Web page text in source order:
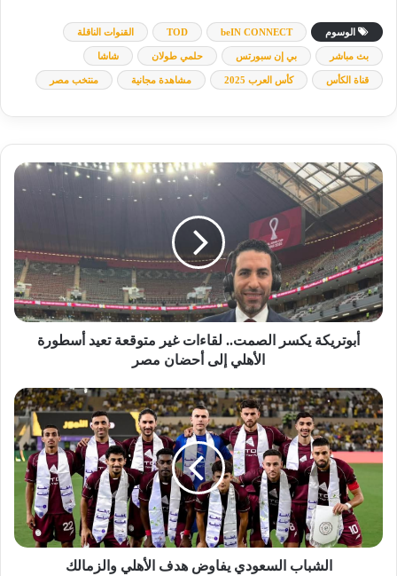
الوسوم beIN CONNECT
TOD القنوات الناقلة
بث مباشر بي إن سبورتس حلمي طولان شاشا
قناة الكأس كأس العرب 2025 مشاهدة مجانية منتخب مصر
أبوتريكة
يكسر
الصمت..
لقاءات
غير
متوقعة
تعيد
أسطورة
الأهلي
أبوتريكة يكسر الصمت.. لقاءات غير متوقعة تعيد أسطورة
الأهلي إلى أحضان مصر
الشباب
السعودي
يفاوض
هدف
الأهلي
والزمالك
الشباب السعودي يفاوض هدف الأهلي والزمالك